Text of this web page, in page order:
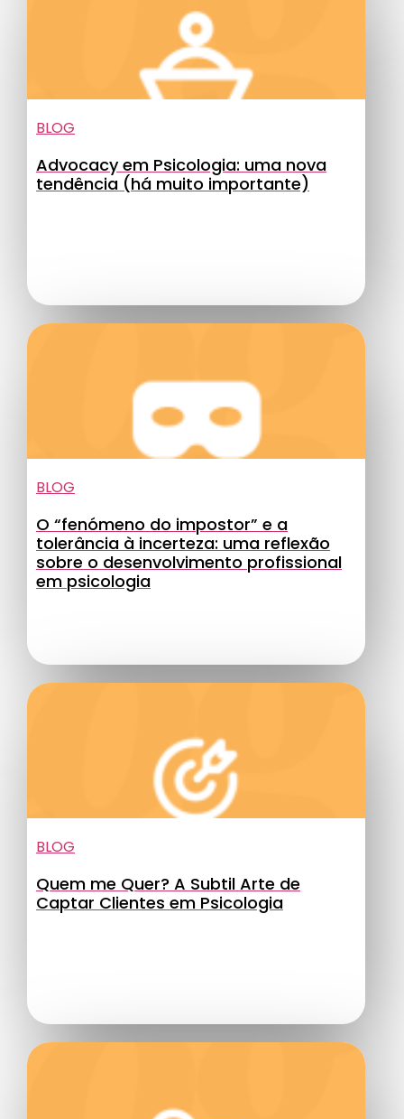
BLOG
Advocacy em Psicologia: uma nova
tendência (há muito importante)
BLOG
O “fenómeno do impostor” e a
tolerância à incerteza: uma reflexão
sobre o desenvolvimento profissional
em psicologia
BLOG
Quem me Quer? A Subtil Arte de
Captar Clientes em Psicologia